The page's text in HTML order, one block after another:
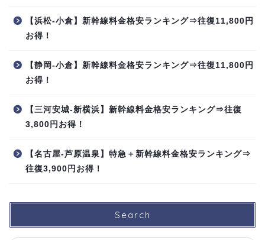
【浜松-小倉】新幹線料金格安ランキング⇒往復11,800円
お得！
【静岡-小倉】新幹線料金格安ランキング⇒往復11,800円
お得！
【三河安城-新横浜】新幹線料金格安ランキング⇒往復
3,800円お得！
【名古屋-芦原温泉】特急＋新幹線料金格安ランキング⇒
往復3,900円お得！
Search